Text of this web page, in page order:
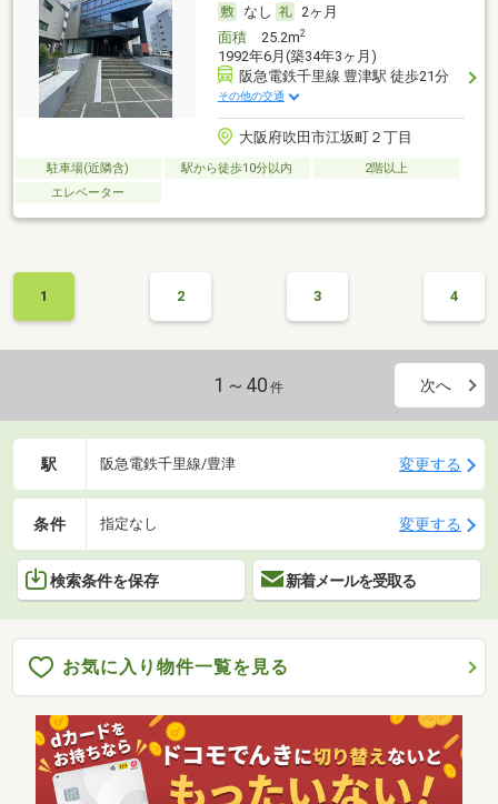
なし
2ヶ月
面積25.2m2
1992年6月(築34年3ヶ月)
阪急電鉄千里線 豊津駅 徒歩21分
その他の交通
大阪府吹田市江坂町２丁目
駐車場(近隣含) 駅から徒歩10分以内
2階以上
エレベーター
1 2 3 4
1～40 件 次へ
駅 阪急電鉄千里線/豊津 変更する
条件 指定なし 変更する
検索条件を保存 新着メールを受取る
お気に入り物件一覧を見る